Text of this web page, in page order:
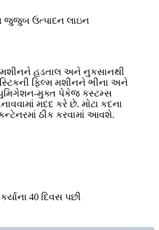
જુજુબ ઉત્પાદન લાઇન
મશીનને હડતાલ અને નુકસાનથી
ફિલ્મ મશીનને ભીના અને
મુક્ત પેકેજ કસ્ટમ્સ
મદદ કરે છે. મોટા કદના
ઠીક કરવામાં આવશે.
40 દિવસ પછી